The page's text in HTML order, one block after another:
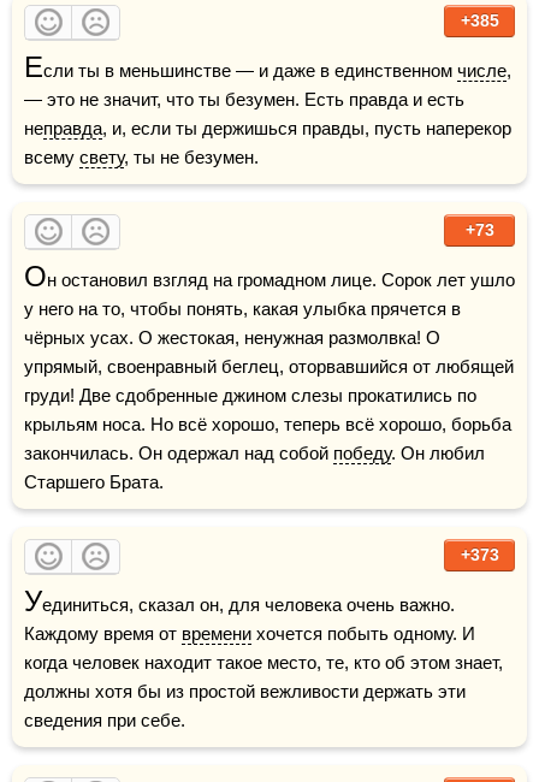
+385
Если ты в меньшинстве — и даже в единственном числе,
— это не значит, что ты безумен. Есть правда и есть
неправда, и, если ты держишься правды, пусть наперекор
всему свету, ты не безумен.
+73
Он остановил взгляд на громадном лице. Сорок лет ушло
у него на то, чтобы понять, какая улыбка прячется в
чёрных усах. О жестокая, ненужная размолвка! О
упрямый, своенравный беглец, оторвавшийся от любящей
груди! Две сдобренные джином слезы прокатились по
крыльям носа. Но всё хорошо, теперь всё хорошо, борьба
закончилась. Он одержал над собой победу. Он любил
Старшего Брата.
+373
Уединиться, сказал он, для человека очень важно.
Каждому время от времени хочется побыть одному. И
когда человек находит такое место, те, кто об этом знает,
должны хотя бы из простой вежливости держать эти
сведения при себе.